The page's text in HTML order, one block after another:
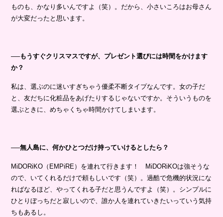
ものも、かなり多いんですよ（笑）。だから、小さいころはお母さん
が大変だったと思います。
──もうすぐクリスマスですが、プレゼント選びには時間をかけます
か？
私は、選ぶのに迷いすぎちゃう優柔不断タイプなんです。女の子だ
と、友だちに化粧品をあげたりするじゃないですか。そういうものを
選ぶときに、めちゃくちゃ時間かけてしまいます。
──無人島に、何かひとつだけ持っていけるとしたら？
MiDORiKO（EMPiRE）を連れて行きます！ MiDORiKOは強そうな
ので、いてくれるだけで頼もしいです（笑）。過酷で危機的状況にな
ればなるほど、やってくれる子だと思うんですよ（笑）。シンプルに
ひとりぼっちだと寂しいので、誰か人を連れていきたいっていう気持
ちもあるし。